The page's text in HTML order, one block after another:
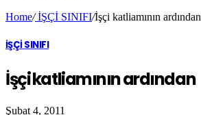
Home/İŞÇİ SINIFI/İşçi katliamının ardından
İŞÇİ SINIFI
İşçi katliamının ardından
Şubat 4, 2011